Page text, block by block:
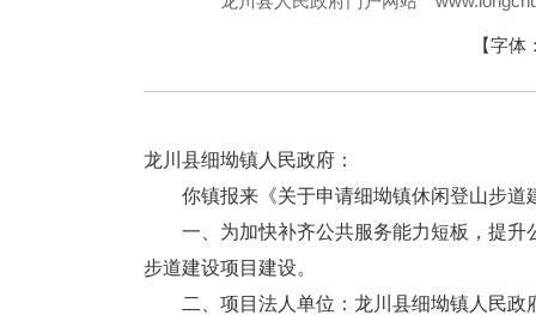
【字体
龙川县细坳镇人民政府：
你镇报来《关于申请细坳镇休闲登山步道
一、为加快补齐公共服务能力短板，提升
步道建设项目建设。
二、项目法人单位：龙川县细坳镇人民政